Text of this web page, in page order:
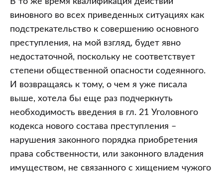
виновного во всех приведенных ситуациях как
подстрекательство к совершению основного
преступления, на мой взгляд, будет явно
недостаточной, поскольку не соответствует
степени общественной опасности содеянного.
И возвращаясь к тому, о чем я уже писала
выше, хотела бы еще раз подчеркнуть
необходимость введения в гл. 21 Уголовного
кодекса нового состава преступления –
нарушения законного порядка приобретения
права собственности, или законного владения
имуществом, не связанного с хищением чужого